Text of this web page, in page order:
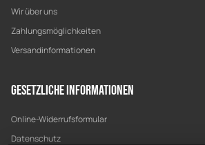
Wir über uns
Zahlungsmöglichkeiten
Versandinformationen
Gesetzliche Informationen
Online-Widerrufsformular
Datenschutz